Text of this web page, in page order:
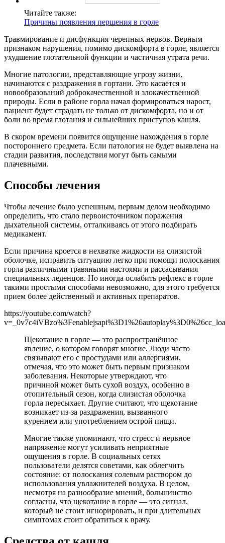
Читайте также:
Причины появления першения в горле
Травмирование и дисфункция черепных нервов. Верным
признаком нарушения, помимо дискомфорта в горле, является
ухудшение глотательной функции и частичная утрата речи.
Многие патологии, представляющие угрозу жизни,
начинаются с раздражения в гортани. Это касается и
новообразований доброкачественной и злокачественной
природы. Если в районе горла начал формироваться нарост,
пациент будет страдать не только от дискомфорта, но и от
боли во время глотания и сильнейших приступов кашля.
В скором времени появится ощущение нахождения в горле
постороннего предмета. Если патология не будет выявлена на
стадии развития, последствия могут быть самыми
плачевными.
Способы лечения
Чтобы лечение было успешным, первым делом необходимо
определить, что стало первоисточником поражения
дыхательной системы, отталкиваясь от этого подбирать
медикамент.
Если причина кроется в нехватке жидкости на слизистой
оболочке, исправить ситуацию легко при помощи полоскания
горла различными травяными настоями и рассасывания
специальных леденцов. Но иногда ослабить рефлекс в горле
такими простыми способами невозможно, для этого требуется
прием более действенный и активных препаратов.
https://youtube.com/watch?
Щекотание в горле — это распространённое
явление, о котором говорят многие. Люди часто
связывают его с простудами или аллергиями,
отмечая, что это может быть первым признаком
заболевания. Некоторые утверждают, что
причиной может быть сухой воздух, особенно в
отопительный сезон, когда слизистая оболочка
горла пересыхает. Другие считают, что щекотание
возникает из-за раздражения, вызванного
курением или употреблением острой пищи.
Многие также упоминают, что стресс и нервное
напряжение могут усиливать неприятные
ощущения в горле. В социальных сетях
пользователи делятся советами, как облегчить
состояние: от полоскания солевым раствором до
использования увлажнителей воздуха. В целом,
несмотря на разнообразие мнений, большинство
согласны, что щекотание в горле — это сигнал,
который не стоит игнорировать, и при длительных
симптомах стоит обратиться к врачу.